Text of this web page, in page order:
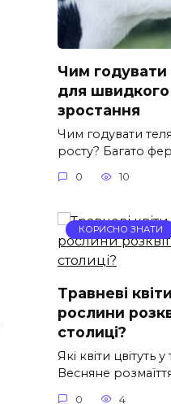
Чим
для
зростання
Чим годувати
росту? Багато
0 10
КОРИСНО ЗНАТИ
Травневі
рослини
столиці?
Які квіти цвітуть
Весняне
0 4